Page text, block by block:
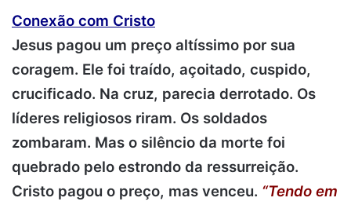
Conexão com Cristo
Jesus pagou um preço altíssimo por sua
coragem. Ele foi traído, açoitado, cuspido,
crucificado. Na cruz, parecia derrotado. Os
líderes religiosos riram. Os soldados
zombaram. Mas o silêncio da morte foi
quebrado pelo estrondo da ressurreição.
Cristo pagou o preço, mas venceu. “Tendo em